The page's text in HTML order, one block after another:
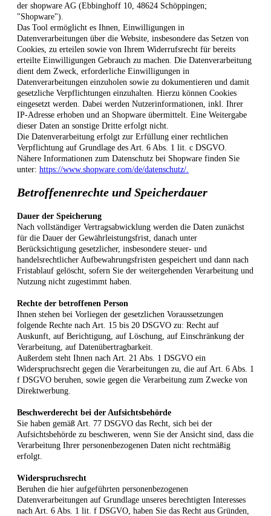
der shopware AG (Ebbinghoff 10, 48624 Schöppingen;
"Shopware").
Das Tool ermöglicht es Ihnen, Einwilligungen in
Datenverarbeitungen über die Website, insbesondere das Setzen von
Cookies, zu erteilen sowie von Ihrem Widerrufsrecht für bereits
erteilte Einwilligungen Gebrauch zu machen. Die Datenverarbeitung
dient dem Zweck, erforderliche Einwilligungen in
Datenverarbeitungen einzuholen sowie zu dokumentieren und damit
gesetzliche Verpflichtungen einzuhalten. Hierzu können Cookies
eingesetzt werden. Dabei werden Nutzerinformationen, inkl. Ihrer
IP-Adresse erhoben und an Shopware übermittelt. Eine Weitergabe
dieser Daten an sonstige Dritte erfolgt nicht.
Die Datenverarbeitung erfolgt zur Erfüllung einer rechtlichen
Verpflichtung auf Grundlage des Art. 6 Abs. 1 lit. c DSGVO.
Nähere Informationen zum Datenschutz bei Shopware finden Sie
unter: https://www.shopware.com/de/datenschutz/.
Betroffenenrechte und Speicherdauer
Dauer der Speicherung
Nach vollständiger Vertragsabwicklung werden die Daten zunächst
für die Dauer der Gewährleistungsfrist, danach unter
Berücksichtigung gesetzlicher, insbesondere steuer- und
handelsrechtlicher Aufbewahrungsfristen gespeichert und dann nach
Fristablauf gelöscht, sofern Sie der weitergehenden Verarbeitung und
Nutzung nicht zugestimmt haben.
Rechte der betroffenen Person
Ihnen stehen bei Vorliegen der gesetzlichen Voraussetzungen
folgende Rechte nach Art. 15 bis 20 DSGVO zu: Recht auf
Auskunft, auf Berichtigung, auf Löschung, auf Einschränkung der
Verarbeitung, auf Datenübertragbarkeit.
Außerdem steht Ihnen nach Art. 21 Abs. 1 DSGVO ein
Widerspruchsrecht gegen die Verarbeitungen zu, die auf Art. 6 Abs. 1
f DSGVO beruhen, sowie gegen die Verarbeitung zum Zwecke von
Direktwerbung.
Beschwerderecht bei der Aufsichtsbehörde
Sie haben gemäß Art. 77 DSGVO das Recht, sich bei der
Aufsichtsbehörde zu beschweren, wenn Sie der Ansicht sind, dass die
Verarbeitung Ihrer personenbezogenen Daten nicht rechtmäßig
erfolgt.
Widerspruchsrecht
Beruhen die hier aufgeführten personenbezogenen
Datenverarbeitungen auf Grundlage unseres berechtigten Interesses
nach Art. 6 Abs. 1 lit. f DSGVO, haben Sie das Recht aus Gründen,